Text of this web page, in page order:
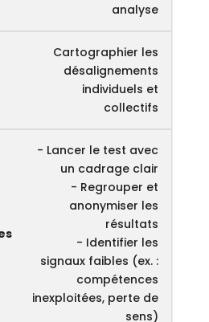
analyse
Cartographier les
désalignements
individuels et
collectifs
- Lancer le test avec
un cadrage clair
- Regrouper et
anonymiser les
résultats
- Identifier les
signaux faibles (ex. :
compétences
inexploitées, perte de
sens)